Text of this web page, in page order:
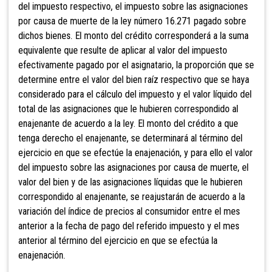
del impuesto respectivo, el impuesto sobre las asignaciones
por causa de muerte de la ley número 16.271 pagado sobre
dichos bienes. El monto del crédito corresponderá a la suma
equivalente que resulte de aplicar al valor del impuesto
efectivamente pagado por el asignatario, la proporción que se
determine entre el valor del bien raíz respectivo que se haya
considerado para el cálculo del impuesto y el valor líquido del
total de las asignaciones que le hubieren correspondido al
enajenante de acuerdo a la ley. El monto del crédito a que
tenga derecho el enajenante, se determinará al término del
ejercicio en que se efectúe la enajenación, y para ello el valor
del impuesto sobre las asignaciones por causa de muerte, el
valor del bien y de las asignaciones líquidas que le hubieren
correspondido al enajenante, se reajustarán de acuerdo a la
variación del índice de precios al consumidor entre el mes
anterior a la fecha de pago del referido impuesto y el mes
anterior al término del ejercicio en que se efectúa la
enajenación.